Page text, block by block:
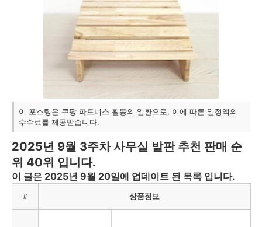
이 포스팅은 쿠팡 파트너스 활동의 일환으로, 이에 따른 일정액의
수수료를 제공받습니다.
2025년 9월 3주차 사무실 발판 추천 판매 순
위 40위 입니다.
이 글은 2025년 9월 20일에 업데이트 된 목록 입니다.
# 상품정보